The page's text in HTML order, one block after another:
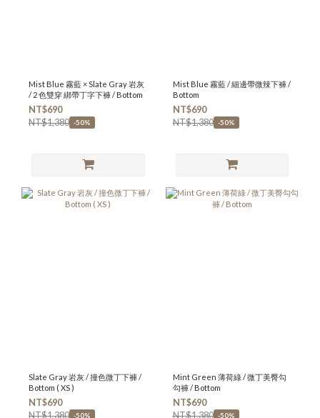
Mist Blue 霧藍 × Slate Gray 岩灰
/ 2 色雙穿 綁帶丁字下褲 / Bottom
NT$690
NT$1,380 -50%
Mist Blue 霧藍 / 細邊帶微辣下褲 /
Bottom
NT$690
NT$1,380 -50%
Slate Gray 岩灰 / 撞色微丁下褲 /
Bottom ( XS )
NT$690
NT$1,380 -50%
Mint Green 薄荷綠 / 微丁美臀勾
勾褲 / Bottom
NT$690
NT$1,380 -50%